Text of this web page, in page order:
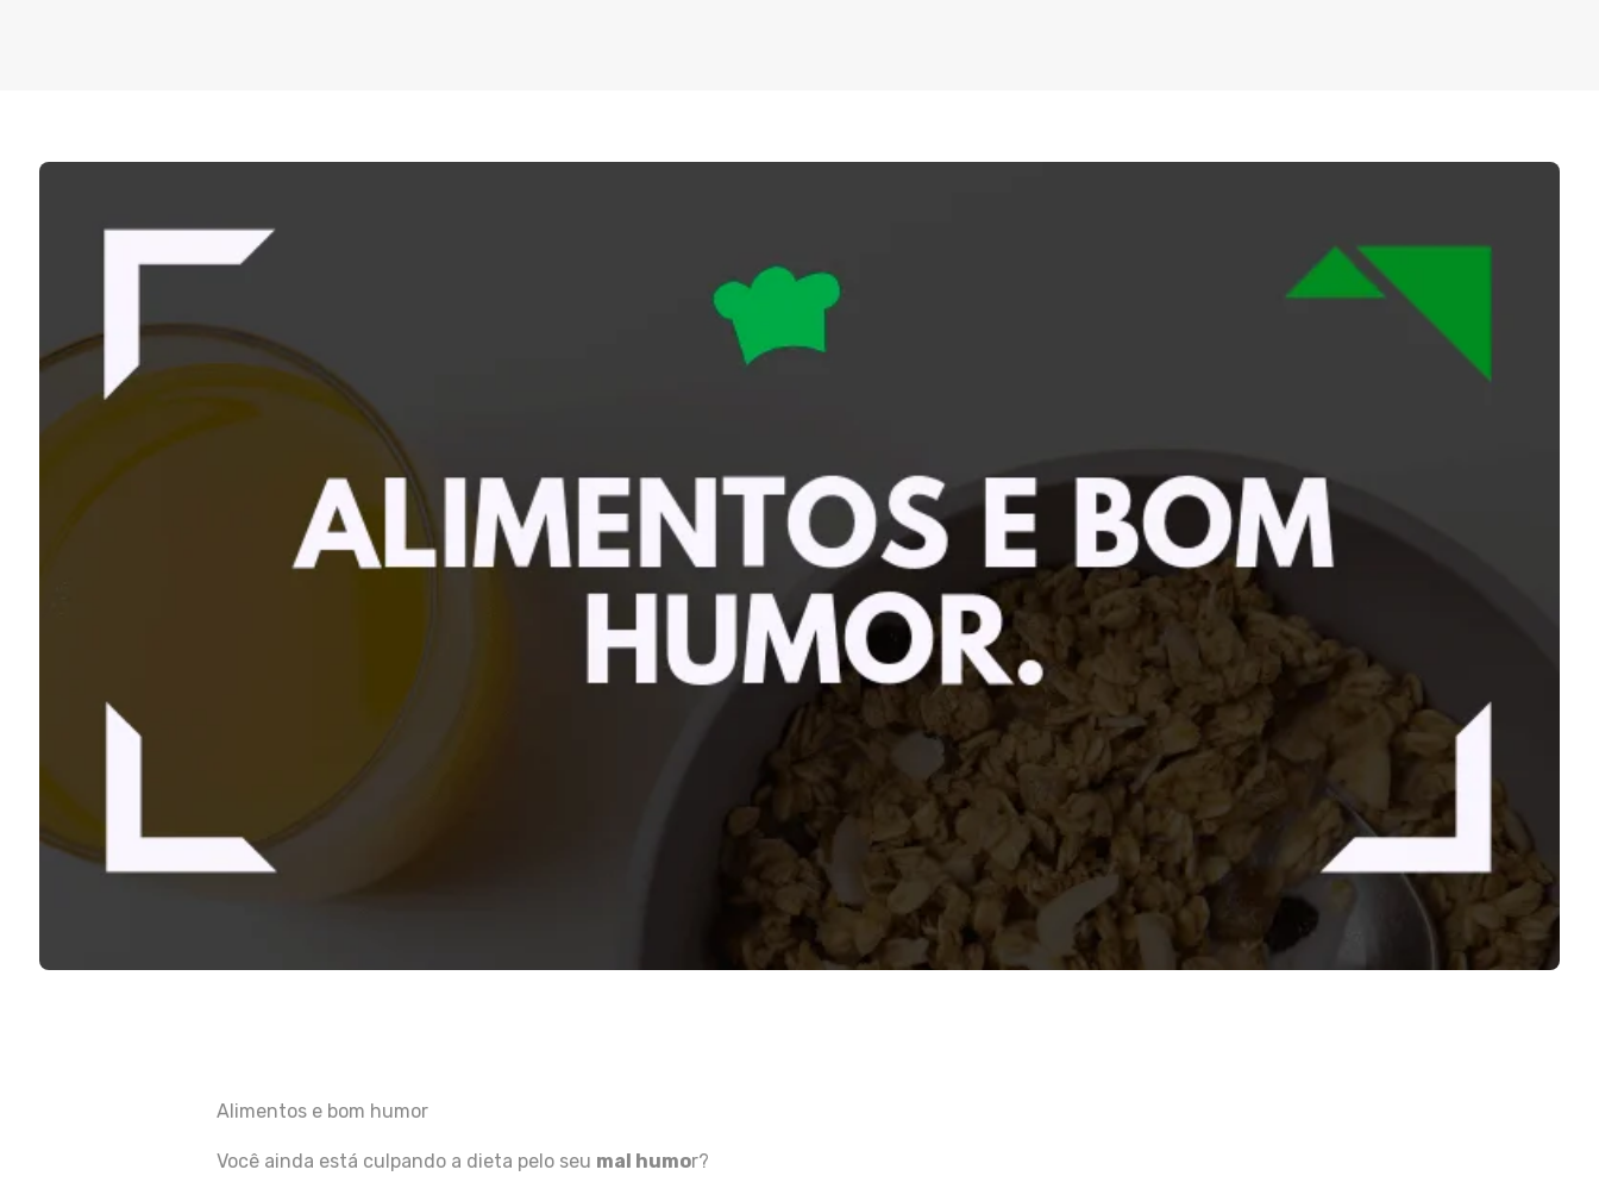
Alimentos e bom humor
Você ainda está culpando a dieta pelo seu mal humor?